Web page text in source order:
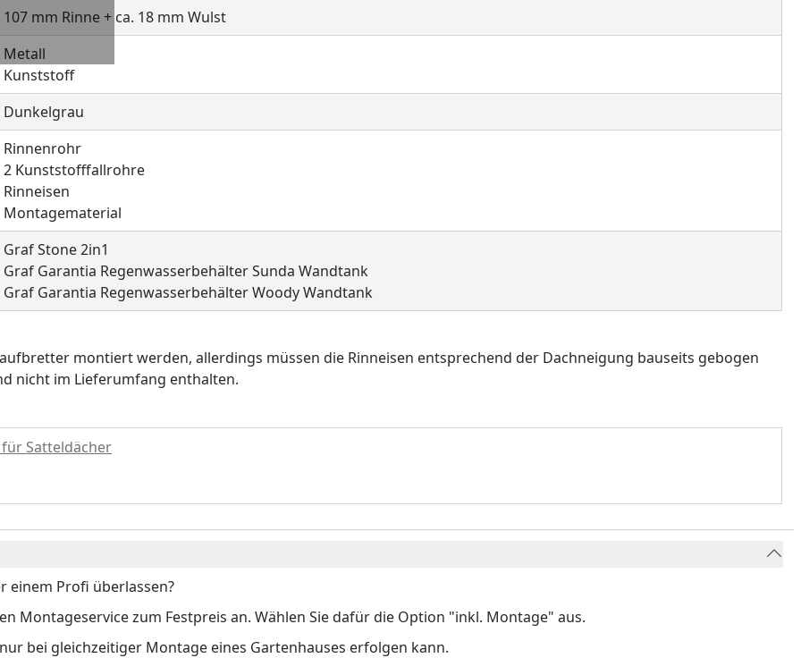
107 mm Rinne + ca. 18 mm Wulst
Metall
Kunststoff
Dunkelgrau
Rinnenrohr
2 Kunststofffallrohre
Rinneisen
Montagematerial
Graf Stone 2in1
Graf Garantia Regenwasserbehälter Sunda Wandtank
Graf Garantia Regenwasserbehälter Woody Wandtank
montiert werden, allerdings müssen die Rinneisen entsprechend der Dachneigung bauseits gebogen
nicht im Lieferumfang enthalten.
Satteldächer
einem Profi überlassen?
Montageservice zum Festpreis an. Wählen Sie dafür die Option "inkl. Montage" aus.
bei gleichzeitiger Montage eines Gartenhauses erfolgen kann.